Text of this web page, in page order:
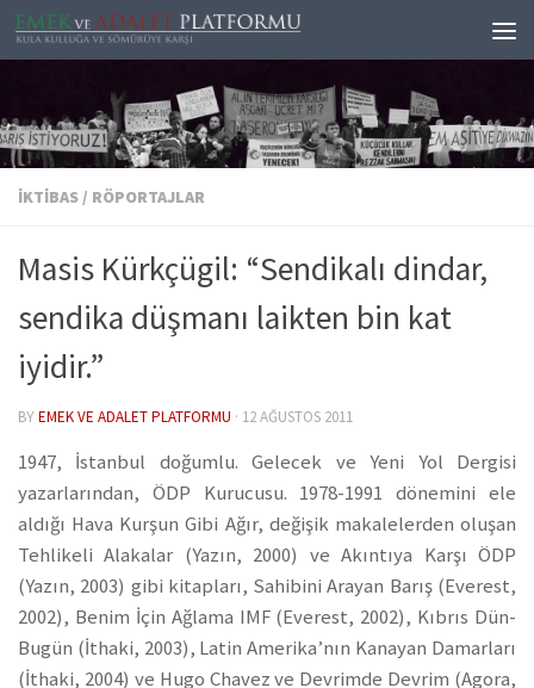
Skip to content
İKTIBAS/ RÖPORTAJLAR
Masis Kürkçügil: “Sendikalı dindar,
sendika düşmanı laikten bin kat
iyidir.”
BYEMEK VE ADALET PLATFORMU · 12 AĞUSTOS 2011
1947, İstanbul doğumlu. Gelecek ve Yeni Yol Dergisi
yazarlarından, ÖDP Kurucusu. 1978-1991 dönemini ele
aldığı Hava Kurşun Gibi Ağır, değişik makalelerden oluşan
Tehlikeli Alakalar (Yazın, 2000) ve Akıntıya Karşı ÖDP
(Yazın, 2003) gibi kitapları, Sahibini Arayan Barış (Everest,
2002), Benim İçin Ağlama IMF (Everest, 2002), Kıbrıs Dün-
Bugün (İthaki, 2003), Latin Amerika’nın Kanayan Damarları
(İthaki, 2004) ve Hugo Chavez ve Devrimde Devrim (Agora,